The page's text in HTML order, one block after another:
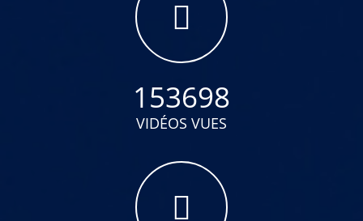
153698
VIDÉOS VUES